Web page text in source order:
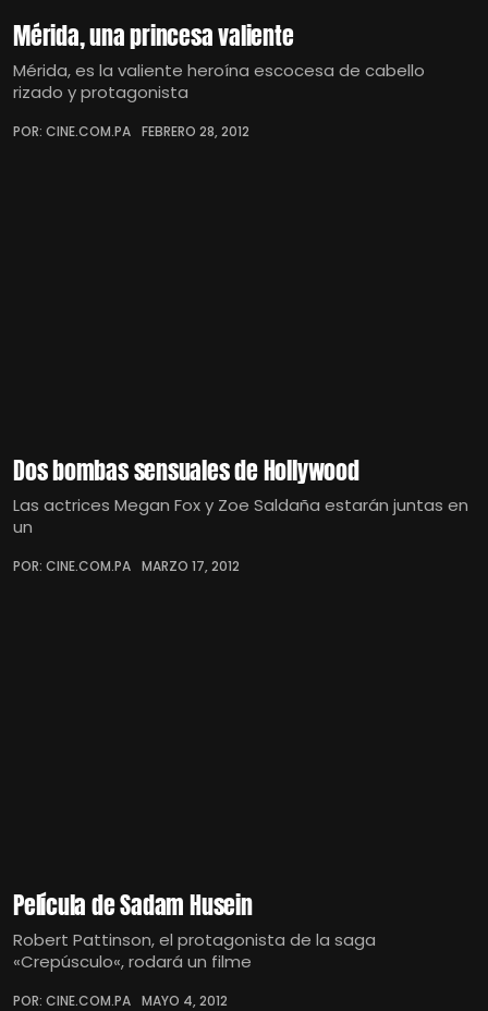
Mérida, una princesa valiente
Mérida, es la valiente heroína escocesa de cabello
rizado y protagonista
POR: CINE.COM.PA FEBRERO 28, 2012
Dos bombas sensuales de Hollywood
Las actrices Megan Fox y Zoe Saldaña estarán juntas en
un
POR: CINE.COM.PA MARZO 17, 2012
Película de Sadam Husein
Robert Pattinson, el protagonista de la saga
«Crepúsculo«, rodará un filme
POR: CINE.COM.PA MAYO 4, 2012